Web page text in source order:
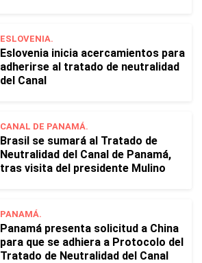
ESLOVENIA.
Eslovenia inicia acercamientos para
adherirse al tratado de neutralidad
del Canal
CANAL DE PANAMÁ.
Brasil se sumará al Tratado de
Neutralidad del Canal de Panamá,
tras visita del presidente Mulino
PANAMÁ.
Panamá presenta solicitud a China
para que se adhiera a Protocolo del
Tratado de Neutralidad del Canal